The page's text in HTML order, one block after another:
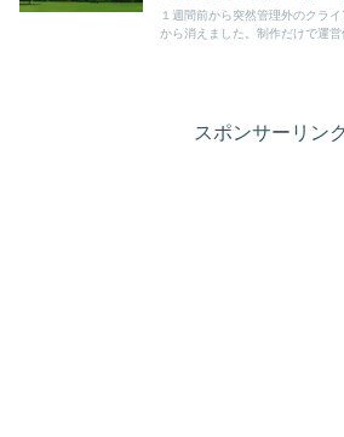
１週間前から突然管理外のクラ
から消えました。制作だけで運営
スポンサーリンク